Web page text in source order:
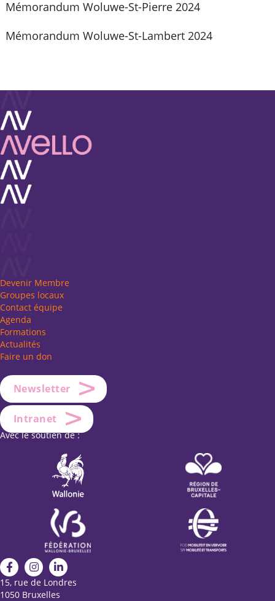
Mémorandum Woluwe-St-Pierre 2024
Mémorandum Woluwe-St-Lambert 2024
Devenir Membre
Groupes locaux
Contact équipe
Agenda
Formations
Actualités
Faire un don
Newsletter
Intranet
Avec le soutien de :
15, rue de Londres
1050 Bruxelles